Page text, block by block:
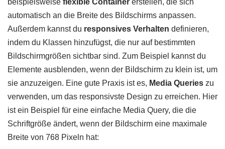
automatisch an die Breite des Bildschirms anpassen.
Außerdem kannst du responsives Verhalten definieren,
indem du Klassen hinzufügst, die nur auf bestimmten
Bildschirmgrößen sichtbar sind. Zum Beispiel kannst du
Elemente ausblenden, wenn der Bildschirm zu klein ist, um
sie anzuzeigen. Eine gute Praxis ist es, Media Queries zu
verwenden, um das responsivste Design zu erreichen. Hier
ist ein Beispiel für eine einfache Media Query, die die
Schriftgröße ändert, wenn der Bildschirm eine maximale
Breite von 768 Pixeln hat: